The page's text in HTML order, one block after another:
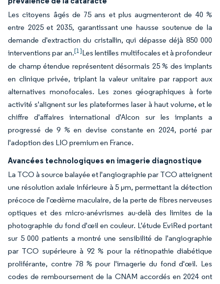
Les citoyens âgés de 75 ans et plus augmenteront de 40 %
entre 2025 et 2035, garantissant une hausse soutenue de la
demande d'extraction du cristallin, qui dépasse déjà 850 000
interventions par an.[1]Les lentilles multifocales et à profondeur
de champ étendue représentent désormais 25 % des implants
en clinique privée, triplant la valeur unitaire par rapport aux
alternatives monofocales. Les zones géographiques à forte
activité s'alignent sur les plateformes laser à haut volume, et le
chiffre d'affaires international d'Alcon sur les implants a
progressé de 9 % en devise constante en 2024, porté par
l'adoption des LIO premium en France.
Avancées technologiques en imagerie diagnostique
La TCO à source balayée et l'angiographie par TCO atteignent
une résolution axiale inférieure à 5 µm, permettant la détection
précoce de l'œdème maculaire, de la perte de fibres nerveuses
optiques et des micro-anévrismes au-delà des limites de la
photographie du fond d'œil en couleur. L'étude EviRed portant
sur 5 000 patients a montré une sensibilité de l'angiographie
par TCO supérieure à 92 % pour la rétinopathie diabétique
proliférante, contre 78 % pour l'imagerie du fond d'œil. Les
codes de remboursement de la CNAM accordés en 2024 ont